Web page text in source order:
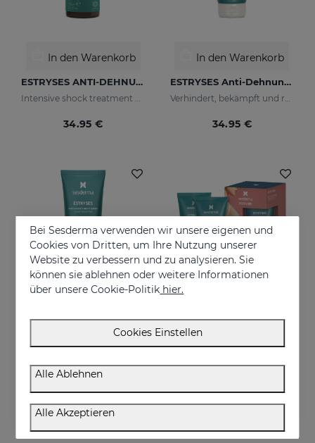
In den Warenkorb
ESTRYSES ANTI-DEHNUNGSSTREIFEN-SERUM FORTE 50 ML
Intensive shock treatment of stretch marks shock (pearly white).
34.95 €
In den Warenkorb
ESTRYSES Anti-Dehnungsstreifen-Creme
Verhindert, bekämpft und repariert Dehnungsstreifen, die durch Schwangerschaft, Stillzeit, Fettleibigkeit, Ernährung, Wachstumsperioden (Pubertät), Sport usw. verursacht werden.
34.95 €
In den Warenkorb
ESTRYSES Anti-Dehnungsstreifen-Lotion
Lotion zur Vorbeugung und Verbesserung von Dehnungsstreifen
34.95 €
ESTRYSES Duplo
Verhindert und verbessert Dehnungsstreifen
34.95 €
Bei Sesderma verwenden wir unsere eigenen und
Cookies von Dritten, um Ihre Nutzung unserer
Website zu verbessern und zu analysieren. Sie
können sie ablehnen oder weitere Informationen
über unsere Cookie-Politik hier.
Cookies Einstellen
Alle Ablehnen
Alle Akzeptieren